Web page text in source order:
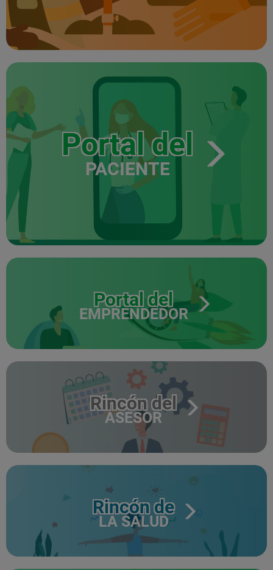
Portal del
PACIENTE
Portal del
EMPRENDEDOR
Rincón del
ASESOR
Rincón de
LA SALUD